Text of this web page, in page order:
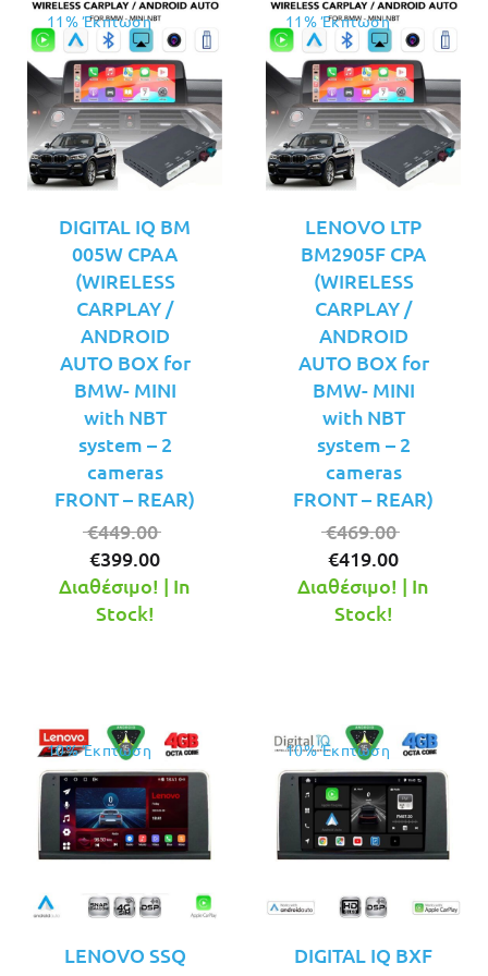
11% Έκπτωση
DIGITAL IQ BM
005W CPAA
(WIRELESS
CARPLAY /
ANDROID
AUTO BOX for
BMW- MINI
with NBT
system – 2
cameras
FRONT – REAR)
€449.00
was:
€399.00
τρέχουσα
Διαθέσιμο! | In
Stock!
11% Έκπτωση
LENOVO LTP
BM2905F CPA
(WIRELESS
CARPLAY /
ANDROID
AUTO BOX for
BMW- MINI
with NBT
system – 2
cameras
FRONT – REAR)
€469.00
was:
€419.00
τρέχουσα
Διαθέσιμο! | In
Stock!
10% Έκπτωση
LENOVO SSQ
10% Έκπτωση
DIGITAL IQ BXF